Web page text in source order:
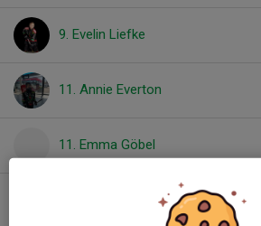
9. Evelin Liefke
11. Annie Everton
11. Emma Göbel
15. Ellen Hermansson